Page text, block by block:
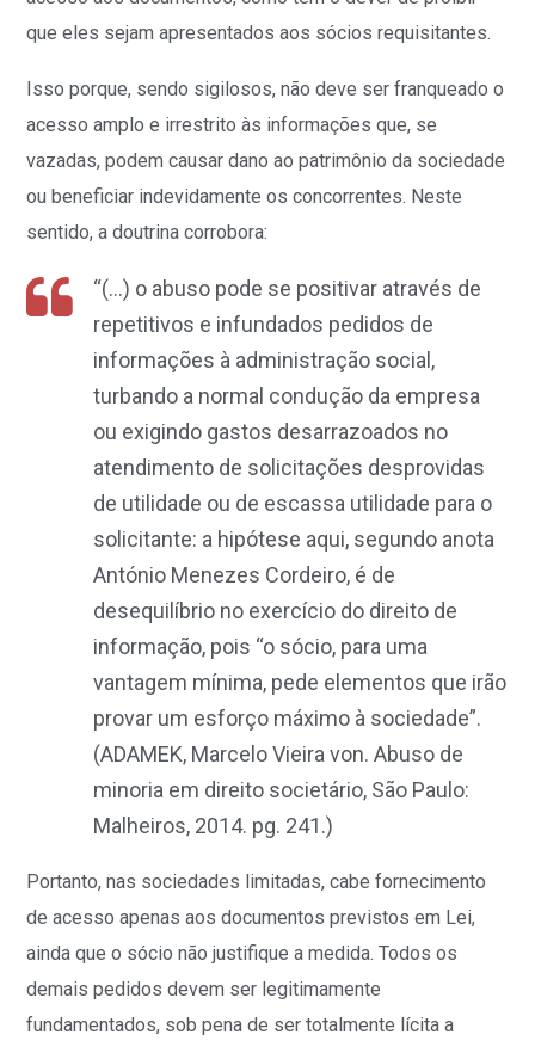
que eles sejam apresentados aos sócios requisitantes.
Isso porque, sendo sigilosos, não deve ser franqueado o
acesso amplo e irrestrito às informações que, se
vazadas, podem causar dano ao patrimônio da sociedade
ou beneficiar indevidamente os concorrentes. Neste
sentido, a doutrina corrobora:
“(…) o abuso pode se positivar através de
repetitivos e infundados pedidos de
informações à administração social,
turbando a normal condução da empresa
ou exigindo gastos desarrazoados no
atendimento de solicitações desprovidas
de utilidade ou de escassa utilidade para o
solicitante: a hipótese aqui, segundo anota
António Menezes Cordeiro, é de
desequilíbrio no exercício do direito de
informação, pois “o sócio, para uma
vantagem mínima, pede elementos que irão
provar um esforço máximo à sociedade”.
(ADAMEK, Marcelo Vieira von. Abuso de
minoria em direito societário, São Paulo:
Malheiros, 2014. pg. 241.)
Portanto, nas sociedades limitadas, cabe fornecimento
de acesso apenas aos documentos previstos em Lei,
ainda que o sócio não justifique a medida. Todos os
demais pedidos devem ser legitimamente
fundamentados, sob pena de ser totalmente lícita a